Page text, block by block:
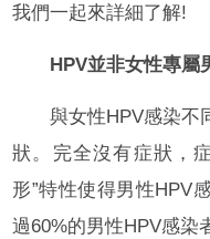
我們一起來詳細了解!
HPV並非女性專屬
與女性HPV感染不
狀。完全沒有症狀，
形”特性使得男性HPV
過60%的男性HPV感染